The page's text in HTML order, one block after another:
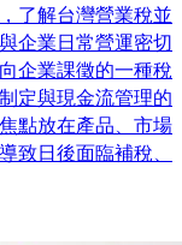
了解台灣營業稅並
企業日常營運密切
企業課徵的一種稅
定與現金流管理的
點放在產品、市場
致日後面臨補稅、